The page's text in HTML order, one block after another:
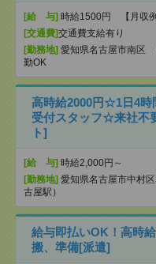
[給 与] 時給1500円 【月収
[交通費]交通費支給有り
[勤務地] 愛知県名古屋市南区
勤OK
高時給2000円☆1日4時
受付スタッフ☆来社不
ト]
[給 与] 時給2,000円～
[勤務地] 愛知県名古屋市中村
古屋駅）
給与即払いOK！高時
搬、準備[派遣]